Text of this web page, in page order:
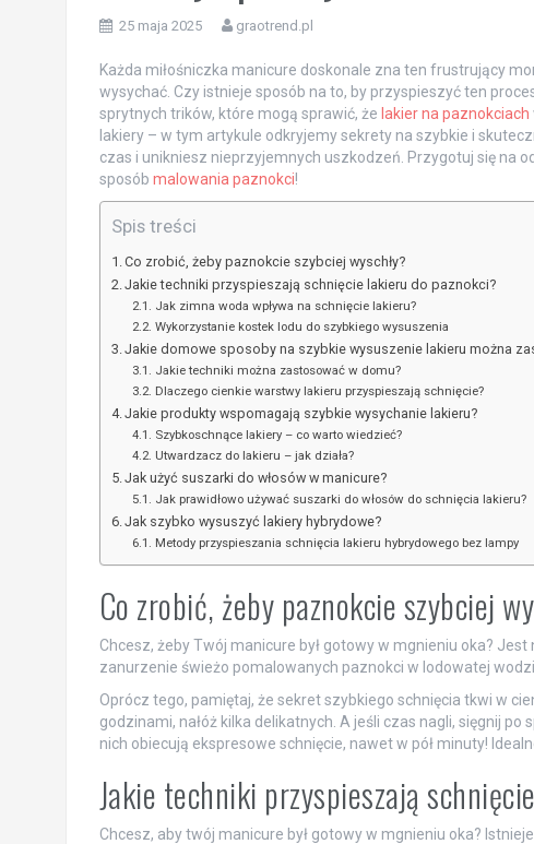
25 maja 2025 graotrend.pl
Każda miłośniczka manicure doskonale zna ten frustrujący
wysychać. Czy istnieje sposób na to, by przyspieszyć ten
sprytnych trików, które mogą sprawić, że lakier na paznokciach
lakiery – w tym artykule odkryjemy sekrety na szybkie i
czas i unikniesz nieprzyjemnych uszkodzeń. Przygotuj się na
sposób malowania paznokci!
Spis treści
Co zrobić, żeby paznokcie szybciej wyschły?
Jakie techniki przyspieszają schnięcie lakieru do paznokci?
Jak zimna woda wpływa na schnięcie lakieru?
Wykorzystanie kostek lodu do szybkiego wysuszenia
Jakie domowe sposoby na szybkie wysuszenie lakieru można
Jakie techniki można zastosować w domu?
Dlaczego cienkie warstwy lakieru przyspieszają schnięcie?
Jakie produkty wspomagają szybkie wysychanie lakieru?
Szybkoschnące lakiery – co warto wiedzieć?
Utwardzacz do lakieru – jak działa?
Jak użyć suszarki do włosów w manicure?
Jak prawidłowo używać suszarki do włosów do schnięcia lakieru?
Jak szybko wysuszyć lakiery hybrydowe?
Metody przyspieszania schnięcia lakieru hybrydowego bez lampy
Co zrobić, żeby paznokcie szybciej
Chcesz, żeby Twój manicure był gotowy w mgnieniu oka?
zanurzenie świeżo pomalowanych paznokci w lodowatej
Oprócz tego, pamiętaj, że sekret szybkiego schnięcia tkwi w
godzinami, nałóż kilka delikatnych. A jeśli czas nagli, sięgnij
nich obiecują ekspresowe schnięcie, nawet w pół minuty!
Jakie techniki przyspieszają
Chcesz, aby twój manicure był gotowy w mgnieniu oka?